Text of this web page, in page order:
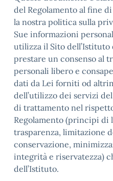
del Regolamento al fine
la nostra politica sulla
Sue informazioni
utilizza il Sito dell’Istituto
prestare un consenso al
personali libero e
dati da Lei forniti od
dell’utilizzo dei servizi
di trattamento nel
Regolamento (principi di
trasparenza, limitazione
conservazione,
integrità e riservatezza)
dell’Istituto.